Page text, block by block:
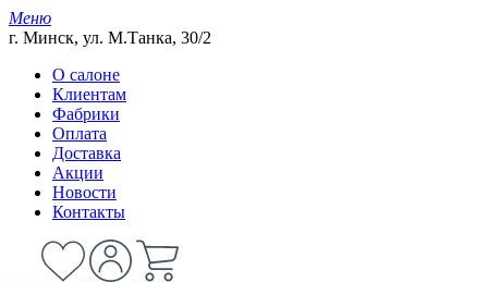
Меню
г. Минск, ул. М.Танка, 30/2
О салоне
Клиентам
Фабрики
Оплата
Доставка
Акции
Новости
Контакты